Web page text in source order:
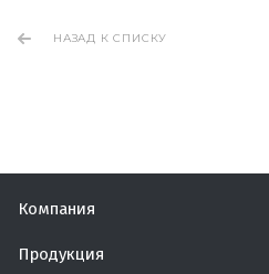
НАЗАД К СПИСКУ
Компания
Продукция